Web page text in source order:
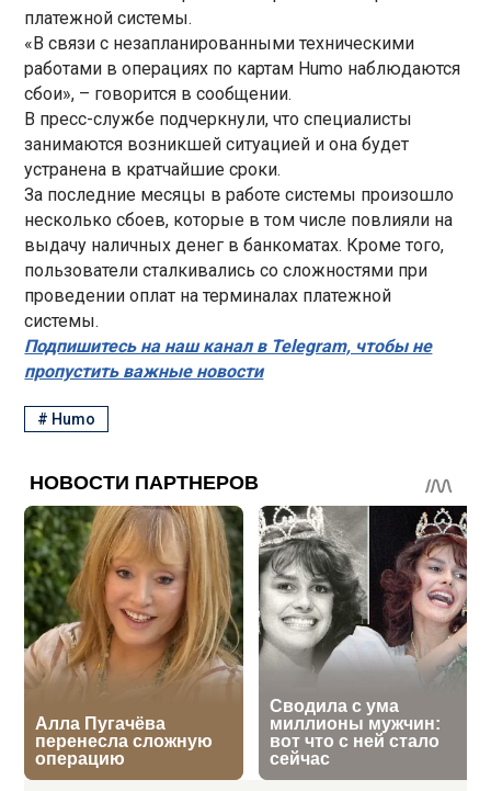
платежной системы.
«В связи с незапланированными техническими
работами в операциях по картам Humo наблюдаются
сбои», – говорится в сообщении.
В пресс-службе подчеркнули, что специалисты
занимаются возникшей ситуацией и она будет
устранена в кратчайшие сроки.
За последние месяцы в работе системы произошло
несколько сбоев, которые в том числе повлияли на
выдачу наличных денег в банкоматах. Кроме того,
пользователи сталкивались со сложностями при
проведении оплат на терминалах платежной
системы.
Подпишитесь на наш канал в Telegram, чтобы не
пропустить важные новости
# Humo